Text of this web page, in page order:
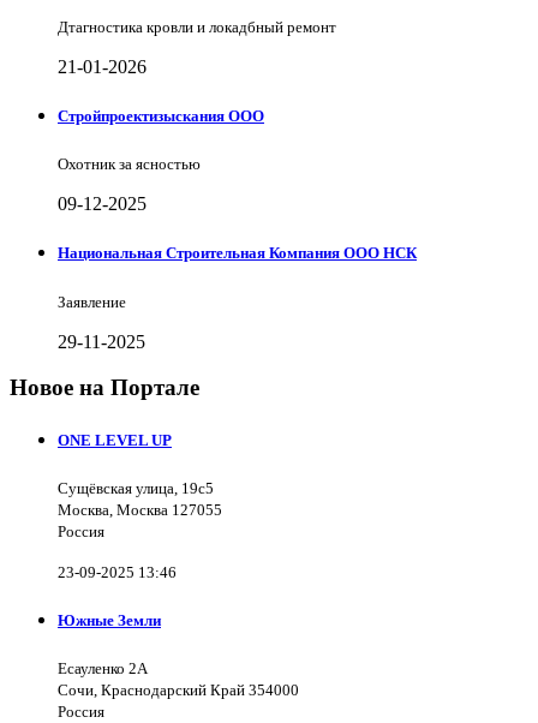
Дтагностика кровли и локадбный ремонт
21-01-2026
Стройпроектизыскания ООО
Охотник за ясностью
09-12-2025
Национальная Строительная Компания ООО НСК
Заявление
29-11-2025
Новое на Портале
ONE LEVEL UP
Сущёвская улица, 19с5
Москва, Москва 127055
Россия
23-09-2025 13:46
Южные Земли
Есауленко 2А
Сочи, Краснодарский Край 354000
Россия